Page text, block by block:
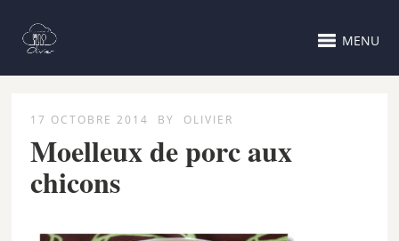
MENU
17 OCTOBRE 2014 BY OLIVIER
Moelleux de porc aux
chicons